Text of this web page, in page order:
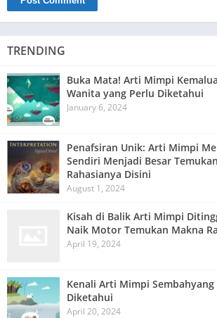
TRENDING
Buka Mata! Arti Mimpi
Wanita yang Perlu Diketahui
January 6, 2024
Penafsiran Unik: Arti Mimpi
Sendiri Menjadi Besar
Rahasianya Disini
August 1, 2024
Kisah di Balik Arti Mimpi
Naik Motor Temukan Makna
April 19, 2024
Kenali Arti Mimpi
Diketahui
April 20, 2024